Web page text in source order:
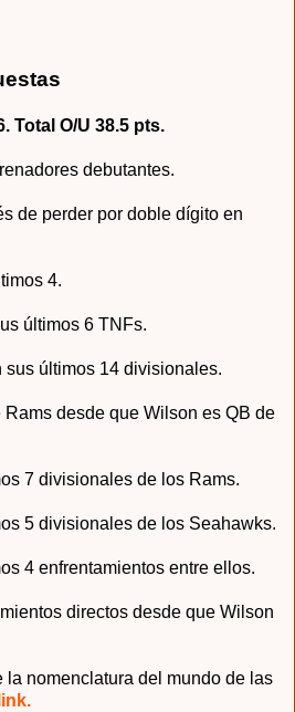
Total O/U 38.5 pts.
debutantes.
de perder por doble dígito en
4.
últimos 6 TNFs.
sus últimos 14 divisionales.
desde que Wilson es QB de
7 divisionales de los Rams.
5 divisionales de los Seahawks.
4 enfrentamientos entre ellos.
directos desde que Wilson
la nomenclatura del mundo de las